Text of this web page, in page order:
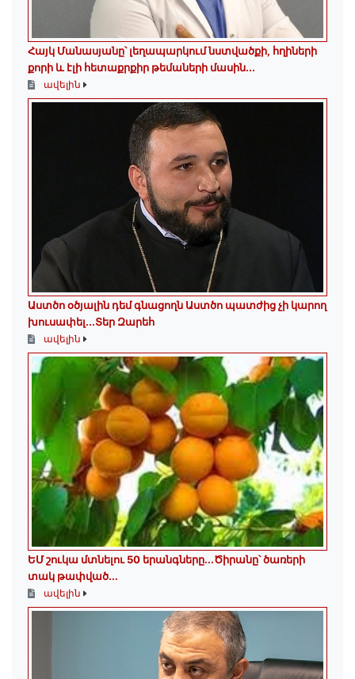
Հայկ Մանասյանը՝ լեղապարկում նստվածքի, հղիների
քորի և էլի հետաքրքիր թեմաների մասին․․․
ավելին
Աստծո օծյալին դեմ գնացողն Աստծո պատժից չի կարող
խուսափել․․․Տեր Զարեհ
ավելին
ԵՄ շուկա մտնելու 50 երանգները․․․Ծիրանը՝ ծառերի
տակ թափված․․․
ավելին